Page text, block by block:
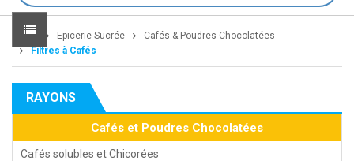
S)
Home Epicerie Sucrée
Cafés & Poudres Chocolatées
Filtres à Cafés
RAYONS
Cafés et Poudres Chocolatées
Cafés solubles et Chicorées